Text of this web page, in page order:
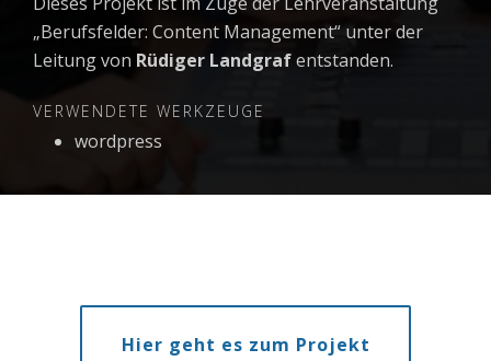
„Berufsfelder: Content Management“ unter der
Leitung von Rüdiger Landgrafentstanden.
VERWENDETE WERKZEUGE
wordpress
Hier geht es zum Projekt